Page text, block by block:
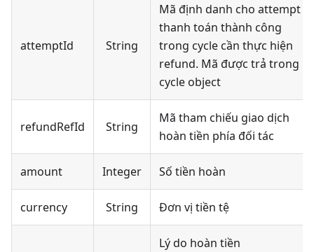
attemptId String
Mã định danh cho attempt
thanh toán thành công
trong cycle cần thực hiện
refund. Mã được trả trong
cycle object
refundRefId String
Mã tham chiếu giao dịch
hoàn tiền phía đối tác
amount Integer Số tiền hoàn
currency String Đơn vị tiền tệ
Lý do hoàn tiền